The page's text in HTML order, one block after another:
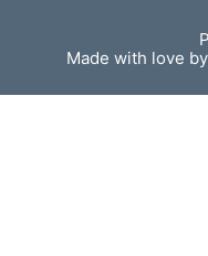
Made with love